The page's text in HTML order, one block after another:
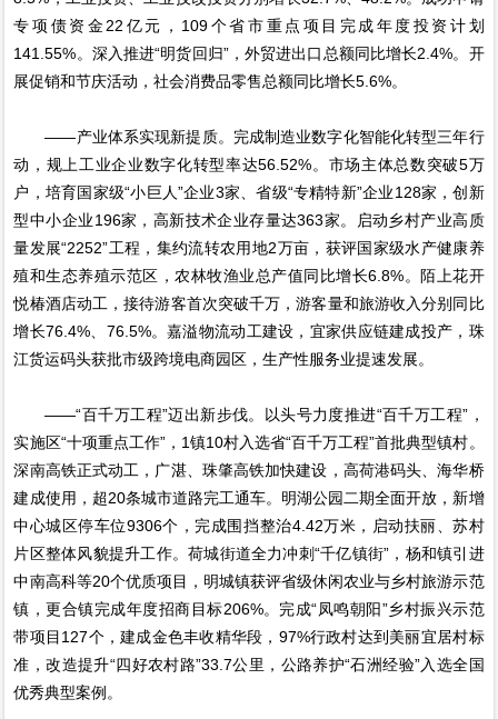
专项债资金22亿元，109个省市重点项目完成年度投资计划
141.55%。深入推进“明货回归”，外贸进出口总额同比增长2.4%。开
展促销和节庆活动，社会消费品零售总额同比增长5.6%。
——产业体系实现新提质。完成制造业数字化智能化转型三年行
动，规上工业企业数字化转型率达56.52%。市场主体总数突破5万
户，培育国家级“小巨人”企业3家、省级“专精特新”企业128家，创新
型中小企业196家，高新技术企业存量达363家。启动乡村产业高质
量发展“2252”工程，集约流转农用地2万亩，获评国家级水产健康养
殖和生态养殖示范区，农林牧渔业总产值同比增长6.8%。陌上花开
悦椿酒店动工，接待游客首次突破千万，游客量和旅游收入分别同比
增长76.4%、76.5%。嘉溢物流动工建设，宜家供应链建成投产，珠
江货运码头获批市级跨境电商园区，生产性服务业提速发展。
——“百千万工程”迈出新步伐。以头号力度推进“百千万工程”，
实施区“十项重点工作”，1镇10村入选省“百千万工程”首批典型镇村。
深南高铁正式动工，广湛、珠肇高铁加快建设，高荷港码头、海华桥
建成使用，超20条城市道路完工通车。明湖公园二期全面开放，新增
中心城区停车位9306个，完成围挡整治4.42万米，启动扶丽、苏村
片区整体风貌提升工作。荷城街道全力冲刺“千亿镇街”，杨和镇引进
中南高科等20个优质项目，明城镇获评省级休闲农业与乡村旅游示范
镇，更合镇完成年度招商目标206%。完成“凤鸣朝阳”乡村振兴示范
带项目127个，建成金色丰收精华段，97%行政村达到美丽宜居村标
准，改造提升“四好农村路”33.7公里，公路养护“石洲经验”入选全国
优秀典型案例。